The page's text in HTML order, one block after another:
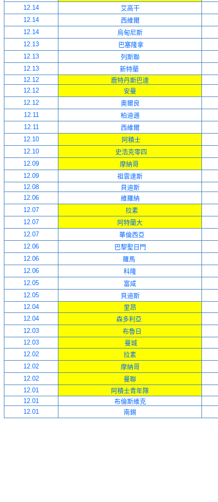
12.14
艾高干
12.14
西維爾
12.14
烏甸尼斯
12.13
巴塞隆拿
12.13
列斯聯
12.13
新特蘭
12.12
鹿特丹斯巴達
12.12
安曼
12.12
奧爾良
12.11
柏迪遜
12.11
西維爾
12.10
阿積士
12.10
史浩克零四
12.09
摩納哥
12.09
祖雲達斯
12.08
貝迪斯
12.06
維羅納
12.07
拉素
12.07
阿特蘭大
12.07
華倫西亞
12.06
巴黎聖日門
12.06
羅馬
12.06
科隆
12.05
富咸
12.05
貝迪斯
12.04
里昂
12.04
森多利亞
12.03
布魯日
12.03
曼城
12.02
拉素
12.02
摩納哥
12.02
曼聯
12.01
阿積士青年隊
12.01
布倫斯維克
12.01
南錫